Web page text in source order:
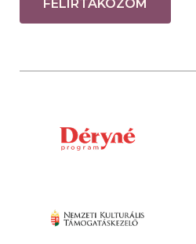
FELIRTAKOZOM